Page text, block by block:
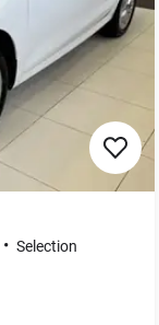
• Selection